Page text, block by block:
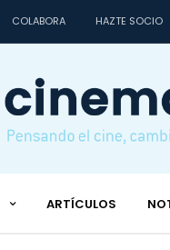
COLABORA HAZTE SOCIO
ARTÍCULOS